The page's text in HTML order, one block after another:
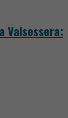
Valsessera: